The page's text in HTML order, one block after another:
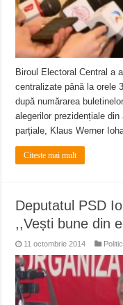
Biroul Electoral Central a
centralizate până la orele
după numărarea
alegerilor prezidențiale
parțiale, Klaus Werner
Citeste mai mult
Deputatul PSD
,,Vești bune din
11 octombrie 2014